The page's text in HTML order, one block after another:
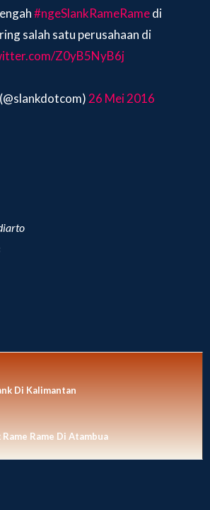
#ngeSlankRameRamedi
salah satu perusahaan di
Z0yB5NyB6j
26 Mei 2016
Di Kalimantan
Rame Di Atambua